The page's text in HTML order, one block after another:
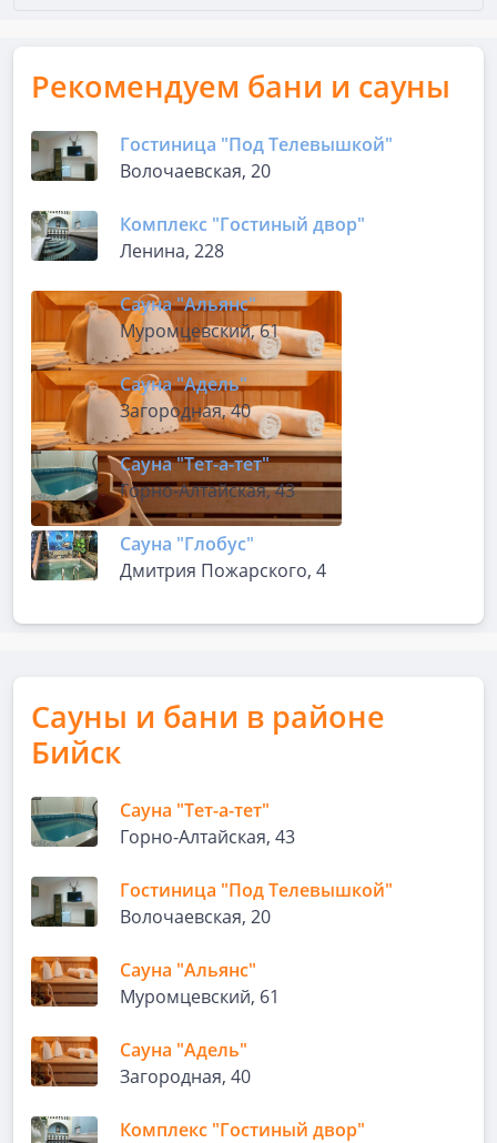
Рекомендуем бани и сауны
Гостиница "Под Телевышкой"
Волочаевская, 20
Комплекс "Гостиный двор"
Ленина, 228
Сауна "Альянс"
Муромцевский, 61
Сауна "Адель"
Загородная, 40
Сауна "Тет-а-тет"
Горно-Алтайская, 43
Сауна "Глобус"
Дмитрия Пожарского, 4
Сауны и бани в районе
Бийск
Сауна "Тет-а-тет"
Горно-Алтайская, 43
Гостиница "Под Телевышкой"
Волочаевская, 20
Сауна "Альянс"
Муромцевский, 61
Сауна "Адель"
Загородная, 40
Комплекс "Гостиный двор"